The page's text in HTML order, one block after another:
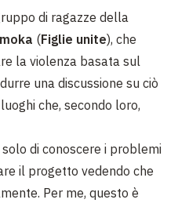
di ragazze della
(Figlie unite), che
la violenza basata sul
una discussione su ciò
che, secondo loro,
di conoscere i problemi
il progetto vedendo che
Per me, questo è